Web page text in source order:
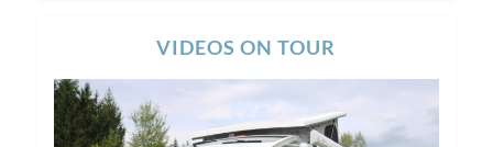
VIDEOS ON TOUR